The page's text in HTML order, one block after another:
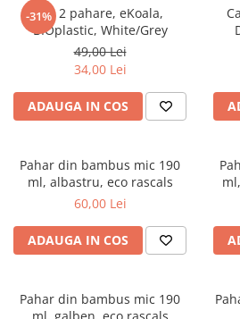
Saltele masa de infasat
Monitorizare video
Perne pentru bebe
Pilote
Pompe de san
Saltele patut
Protectie saltea patut
Saltele 127x 63 cm
Saltele 140x70 cm
Saltele120x60 cm
-31%
Set 2 pahare, eKoala,
BIOplastic, White/Grey
49,00 Lei
34,00 Lei
ADAUGA IN COS
Pahar din bambus mic 190
ml, albastru, eco rascals
60,00 Lei
ADAUGA IN COS
Pahar din bambus mic 190